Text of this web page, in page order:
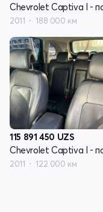
2011 188 000 км
115 891 450 UZS
2011 122 000 км